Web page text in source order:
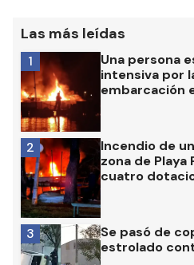
Las más leídas
Una persona
intensiva por
embarcación
1
Incendio de
zona de Playa
cuatro
2
Se pasó de
estrolado
3